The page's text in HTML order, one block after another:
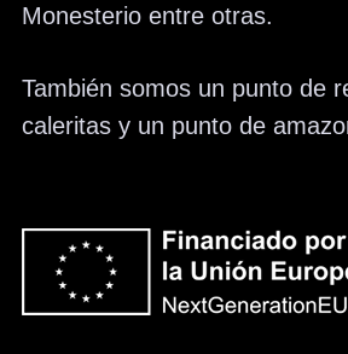
Monesterio entre otras.
También somos un punto de
caleritas y un punto de